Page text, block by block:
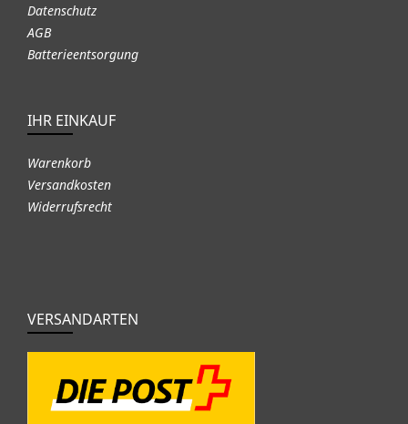
Datenschutz
AGB
Batterieentsorgung
IHR EINKAUF
Warenkorb
Versandkosten
Widerrufsrecht
VERSANDARTEN